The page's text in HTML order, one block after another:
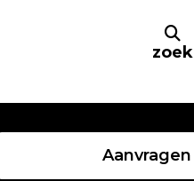
zoek
Aanvragen